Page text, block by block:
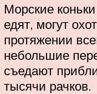
Морские
едят, могут
протяжении
небольшие
съедают
тысячи рачков.